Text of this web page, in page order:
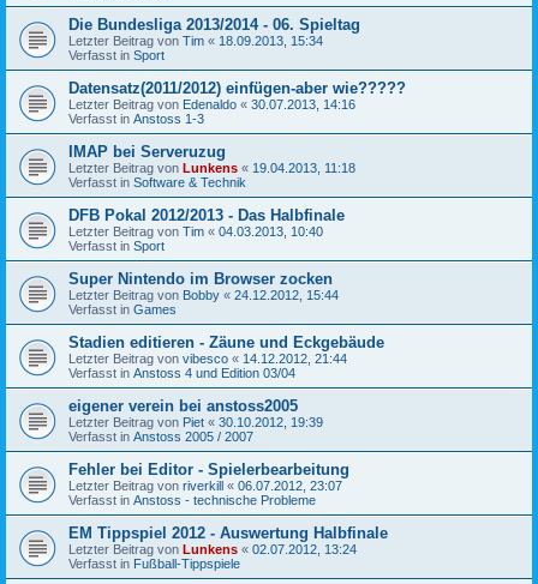
Die Bundesliga 2013/2014 - 06. Spieltag
Letzter Beitrag von Tim « 18.09.2013, 15:34
Verfasst in Sport
Datensatz(2011/2012) einfügen-aber wie?????
Letzter Beitrag von Edenaldo « 30.07.2013, 14:16
Verfasst in Anstoss 1-3
IMAP bei Serveruzug
Letzter Beitrag von Lunkens « 19.04.2013, 11:18
Verfasst in Software & Technik
DFB Pokal 2012/2013 - Das Halbfinale
Letzter Beitrag von Tim « 04.03.2013, 10:40
Verfasst in Sport
Super Nintendo im Browser zocken
Letzter Beitrag von Bobby « 24.12.2012, 15:44
Verfasst in Games
Stadien editieren - Zäune und Eckgebäude
Letzter Beitrag von vibesco « 14.12.2012, 21:44
Verfasst in Anstoss 4 und Edition 03/04
eigener verein bei anstoss2005
Letzter Beitrag von Piet « 30.10.2012, 19:39
Verfasst in Anstoss 2005 / 2007
Fehler bei Editor - Spielerbearbeitung
Letzter Beitrag von riverkill « 06.07.2012, 23:07
Verfasst in Anstoss - technische Probleme
EM Tippspiel 2012 - Auswertung Halbfinale
Letzter Beitrag von Lunkens « 02.07.2012, 13:24
Verfasst in Fußball-Tippspiele